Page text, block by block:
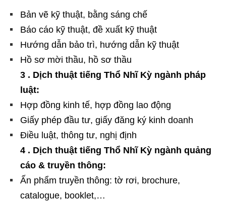
Bản vẽ kỹ thuật, bằng sáng chế
Báo cáo kỹ thuật, đề xuất kỹ thuật
Hướng dẫn bảo trì, hướng dẫn kỹ thuật
Hồ sơ mời thầu, hồ sơ thầu
3 . Dịch thuật tiếng Thổ Nhĩ Kỳ ngành pháp
luật:
Hợp đồng kinh tế, hợp đồng lao động
Giấy phép đầu tư, giấy đăng ký kinh doanh
Điều luật, thông tư, nghị định
4 . Dịch thuật tiếng Thổ Nhĩ Kỳ ngành quảng
cáo & truyền thông:
Ấn phẩm truyền thông: tờ rơi, brochure,
catalogue, booklet,…